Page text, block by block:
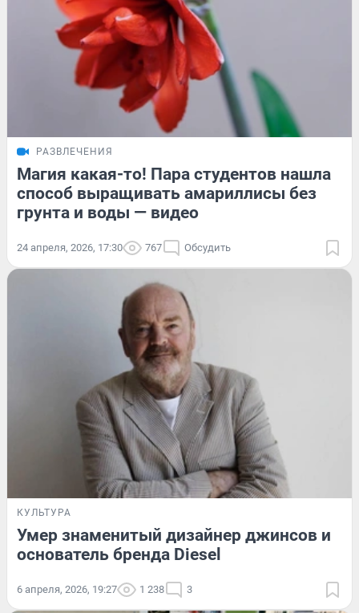
РАЗВЛЕЧЕНИЯ
Магия какая-то! Пара студентов нашла
способ выращивать амариллисы без
грунта и воды — видео
24 апреля, 2026, 17:30 767 Обсудить
КУЛЬТУРА
Умер знаменитый дизайнер джинсов и
основатель бренда Diesel
6 апреля, 2026, 19:27 1 238 3